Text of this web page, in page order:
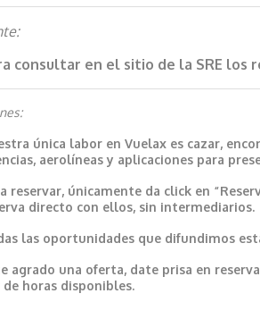
consultar en el sitio de la SRE
única labor en Vuelax es cazar,
aerolíneas y aplicaciones para
reservar, únicamente da click en
directo con ellos, sin intermediarios.
las oportunidades que difundimos
agrado una oferta, date prisa en
de horas disponibles.